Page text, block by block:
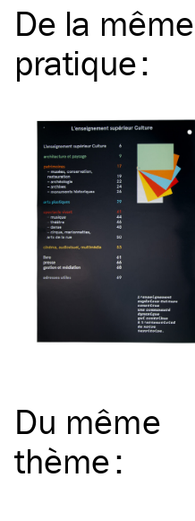
De la même
pratique:
Du même
thème: